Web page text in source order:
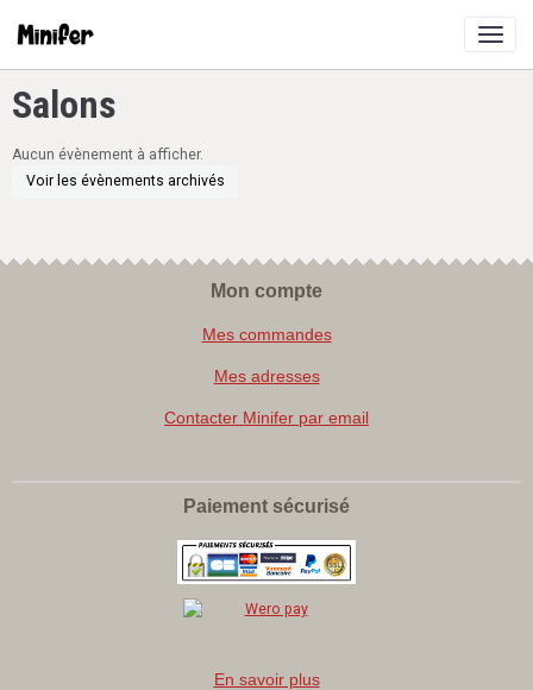
Salons
Aucun évènement à afficher.
Voir les évènements archivés
Mon compte
Mes commandes
Mes adresses
Contacter Minifer par email
Paiement sécurisé
En savoir plus